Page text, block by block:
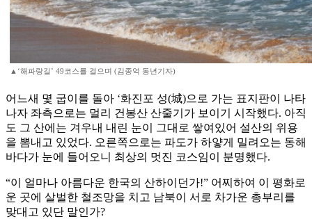
▲‘해파랑길’ 49코스를 걸으며 (김종억 동년기자)
어느새 몇 굽이를 돌아 ‘화진포 성(城)으로 가는 표지판이 나타
나자 좌측으로는 멀리 건봉산 산줄기가 보이기 시작했다. 아직
도 그 산에는 겨우내 내린 눈이 그대로 쌓여있어 설산의 위용
을 뽐내고 있었다. 오른쪽으로는 파도가 하얗게 밀려오는 동해
바다가 눈에 들어오니 최상의 멋진 코스임이 분명했다.
“이 얼마나 아름다운 한국의 산하이던가!” 어찌하여 이 평화로
운 곳에 살벌한 철조망을 치고 남북이 서로 차가운 총부리를
맞대고 있단 말인가?